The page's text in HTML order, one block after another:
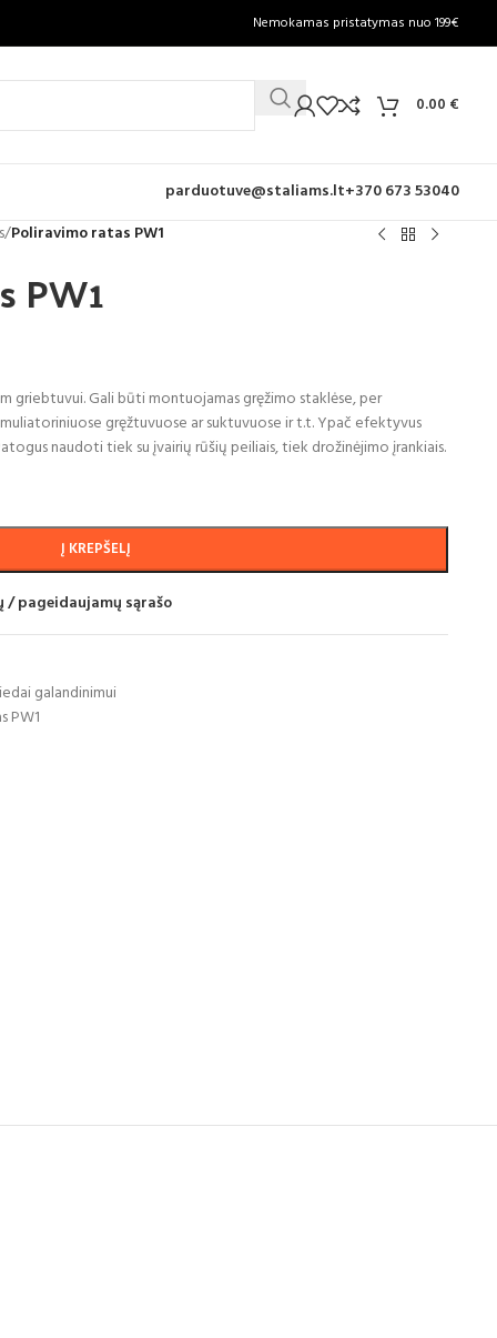
Nemokamas pristatymas nuo 199€
0.00 €
parduotuve@staliams.lt+370 673 53040
/Poliravimo ratas PW1
PW1
griebtuvui. Gali būti montuojamas gręžimo staklėse, per
gręžtuvuose ar suktuvuose ir t.t. Ypač efektyvus
naudoti tiek su įvairių rūšių peiliais, tiek drožinėjimo įrankiais.
Į KREPŠELĮ
pageidaujamų sąrašo
galandinimui
PW1